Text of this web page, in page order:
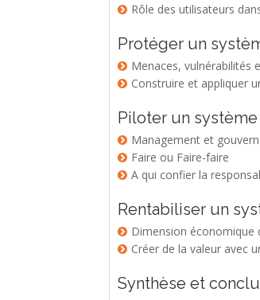
Rôle des utilisateurs
Protéger un
Menaces, vulnérabilités
Construire et appliquer
Piloter un
Management et
Faire ou Faire-faire
A qui confier la
Rentabiliser un
Dimension économique
Créer de la valeur avec
Synthèse et